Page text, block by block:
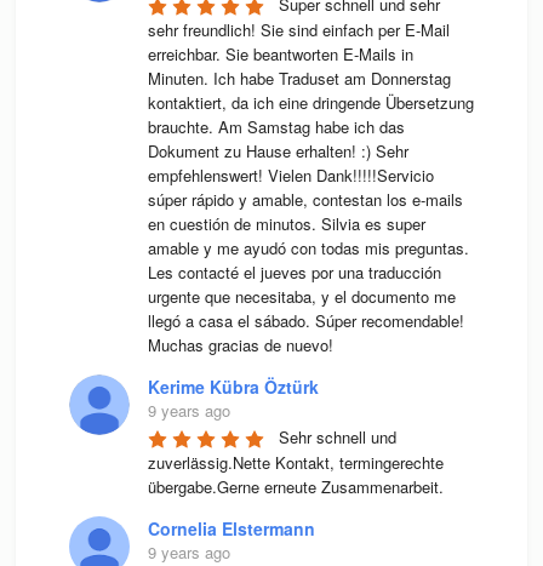
sehr freundlich! Sie sind einfach per E-Mail
erreichbar. Sie beantworten E-Mails in
Minuten. Ich habe Traduset am Donnerstag
kontaktiert, da ich eine dringende Übersetzung
brauchte. Am Samstag habe ich das
Dokument zu Hause erhalten! :) Sehr
empfehlenswert! Vielen Dank!!!!!Servicio
súper rápido y amable, contestan los e-mails
en cuestión de minutos. Silvia es super
amable y me ayudó con todas mis preguntas.
Les contacté el jueves por una traducción
urgente que necesitaba, y el documento me
llegó a casa el sábado. Súper recomendable!
Muchas gracias de nuevo!
Kerime Kübra Öztürk
9 years ago
Sehr schnell und
zuverlässig.Nette Kontakt, termingerechte
übergabe.Gerne erneute Zusammenarbeit.
Cornelia Elstermann
9 years ago